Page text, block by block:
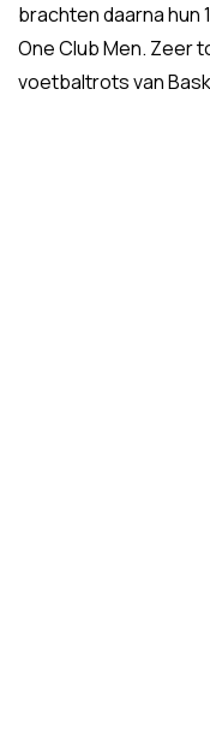
brachten daarna hun
One Club Men. Zeer
voetbaltrots van